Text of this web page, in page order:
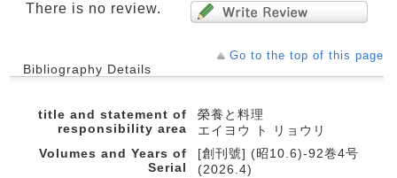
There is no review.
Go to the top of this page
Bibliography Details
title and statement of
responsibility area
榮養と料理
エイヨウ ト リョウリ
Volumes and Years of
Serial
[創刊號] (昭10.6)-92巻4号
(2026.4)